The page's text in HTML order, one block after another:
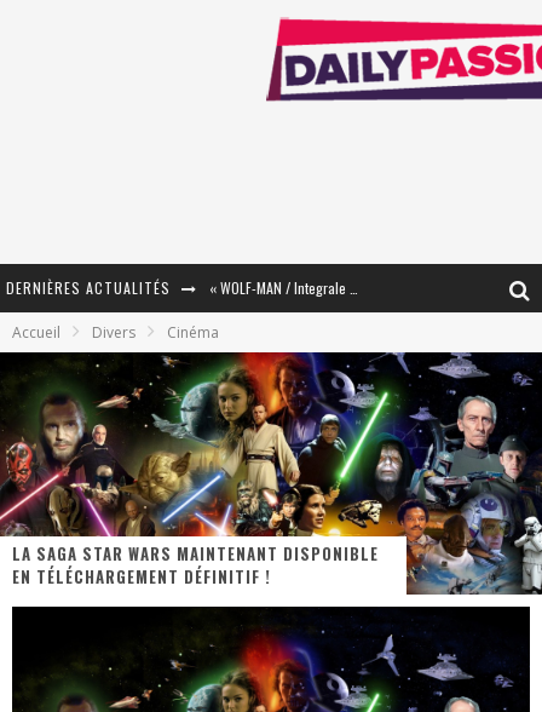
DERNIÈRES ACTUALITÉS
« Mon Village Révolté » - Combattre un Projet !
« Le Béton et le Bambou / Propositions pour Mayotte et le Monde. » - Améliorations !
Star Fox
PsyRiver 2026 : la magie revient sur les rives de l’Aar
Assassin's Creed Black Flag Resynced
Accueil Divers Cinéma
LA SAGA STAR WARS MAINTENANT DISPONIBLE
EN TÉLÉCHARGEMENT DÉFINITIF !